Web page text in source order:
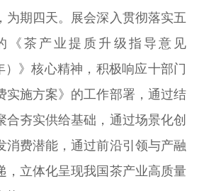
为期四天。展会深入贯彻落实五
《茶产业提质升级指导意见
》核心精神，积极响应十部门
实施方案》的工作部署，通过结
合夯实供给基础，通过场景化创
消费潜能，通过前沿引领与产融
，立体化呈现我国茶产业高质量